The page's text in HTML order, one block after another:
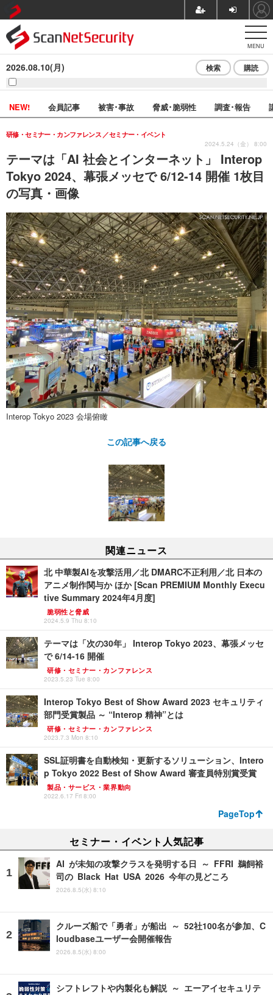
MENU
2026.08.10(月) 検索 購読
NEW! 会員記事 被害･事故 脅威･脆弱性 調査･報告
テーマは「AI 社会とインターネット」 Interop
Tokyo 2024、幕張メッセで 6/12-14 開催 1枚目
の写真・画像
研修・セミナー・カンファレンス セミナー・イベント
2024.5.24（金） 8:00
Interop Tokyo 2023 会場俯瞰
この記事へ戻る
関連ニュース
北 中華製AIを攻撃活用／北 DMARC不正利用／北 日本の
アニメ制作関与か ほか [Scan PREMIUM Monthly Execu
tive Summary 2024年4月度]
脆弱性と脅威
2024.5.9 Thu 8:10
テーマは「次の30年」 Interop Tokyo 2023、幕張メッセ
で 6/14-16 開催
研修・セミナー・カンファレンス
2023.5.23 Tue 8:00
Interop Tokyo Best of Show Award 2023 セキュリティ
部門受賞製品 ～ “Interop 精神”とは
研修・セミナー・カンファレンス
2023.7.3 Mon 8:10
SSL証明書を自動検知・更新するソリューション、Intero
p Tokyo 2022 Best of Show Award 審査員特別賞受賞
製品・サービス・業界動向
2022.6.17 Fri 8:00
PageTop
セミナー・イベント人気記事
AI が未知の攻撃クラスを発明する日 ～ FFRI 鵜飼裕
司の Black Hat USA 2026 今年の見どころ
2026.8.5(水) 8:10
クルーズ船で「勇者」が船出 ～ 52社100名が参加、C
loudbaseユーザー会開催報告
2026.8.5(水) 8:00
シフトレフトや内製化も解説 ～ エーアイセキュリテ